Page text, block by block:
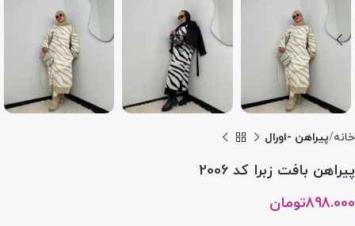
خانه پیراهن -اورال
پیراهن بافت زبرا کد 2006
898.000تومان